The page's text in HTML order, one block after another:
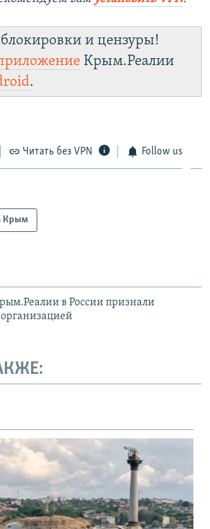
и цензуры!
Крым.Реалии
.
Читать без VPN Follow us
Крым
в России признали